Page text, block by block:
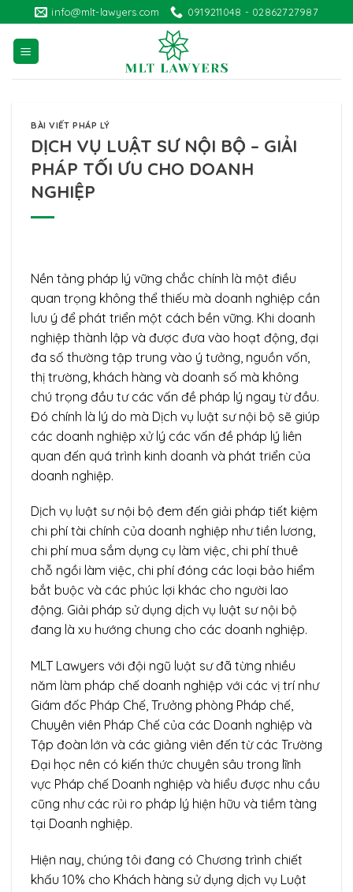
content
info@mlt-lawyers.com 0919211048 - 02862727987
BÀI VIẾT PHÁP LÝ
DỊCH VỤ LUẬT SƯ NỘI BỘ – GIẢI
PHÁP TỐI ƯU CHO DOANH
NGHIỆP
Nền tảng pháp lý vững chắc chính là một điều
quan trọng không thể thiếu mà doanh nghiệp cần
lưu ý để phát triển một cách bền vững. Khi doanh
nghiệp thành lập và được đưa vào hoạt động, đại
đa số thường tập trung vào ý tưởng, nguồn vốn,
thị trường, khách hàng và doanh số mà không
chú trọng đầu tư các vấn đề pháp lý ngay từ đầu.
Đó chính là lý do mà Dịch vụ luật sư nội bộ sẽ giúp
các doanh nghiệp xử lý các vấn đề pháp lý liên
quan đến quá trình kinh doanh và phát triển của
doanh nghiệp.
Dịch vụ luật sư nội bộ đem đến giải pháp tiết kiệm
chi phí tài chính của doanh nghiệp như tiền lương,
chi phí mua sắm dụng cụ làm việc, chi phí thuê
chỗ ngồi làm việc, chi phí đóng các loại bảo hiểm
bắt buộc và các phúc lợi khác cho người lao
động. Giải pháp sử dụng dịch vụ luật sư nội bộ
đang là xu hướng chung cho các doanh nghiệp.
MLT Lawyers với đội ngũ luật sư đã từng nhiều
năm làm pháp chế doanh nghiệp với các vị trí như
Giám đốc Pháp Chế, Trưởng phòng Pháp chế,
Chuyên viên Pháp Chế của các Doanh nghiệp và
Tập đoàn lớn và các giảng viên đến từ các Trường
Đại học nên có kiến thức chuyên sâu trong lĩnh
vực Pháp chế Doanh nghiệp và hiểu được nhu cầu
cũng như các rủi ro pháp lý hiện hữu và tiềm tàng
tại Doanh nghiệp.
Hiện nay, chúng tôi đang có Chương trình chiết
khấu 10% cho Khách hàng sử dụng dịch vụ Luật